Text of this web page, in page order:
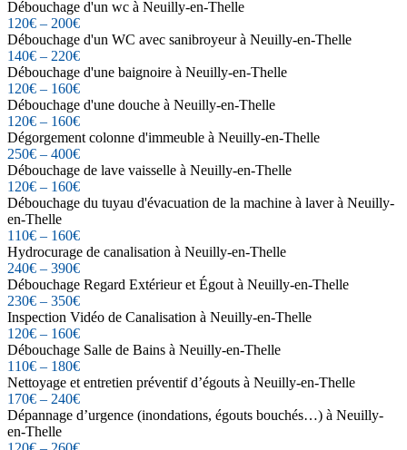
Débouchage d'un wc à Neuilly-en-Thelle
120€ – 200€
Débouchage d'un WC avec sanibroyeur à Neuilly-en-Thelle
140€ – 220€
Débouchage d'une baignoire à Neuilly-en-Thelle
120€ – 160€
Débouchage d'une douche à Neuilly-en-Thelle
120€ – 160€
Dégorgement colonne d'immeuble à Neuilly-en-Thelle
250€ – 400€
Débouchage de lave vaisselle à Neuilly-en-Thelle
120€ – 160€
Débouchage du tuyau d'évacuation de la machine à laver à Neuilly-
en-Thelle
110€ – 160€
Hydrocurage de canalisation à Neuilly-en-Thelle
240€ – 390€
Débouchage Regard Extérieur et Égout à Neuilly-en-Thelle
230€ – 350€
Inspection Vidéo de Canalisation à Neuilly-en-Thelle
120€ – 160€
Débouchage Salle de Bains à Neuilly-en-Thelle
110€ – 180€
Nettoyage et entretien préventif d’égouts à Neuilly-en-Thelle
170€ – 240€
Dépannage d’urgence (inondations, égouts bouchés…) à Neuilly-
en-Thelle